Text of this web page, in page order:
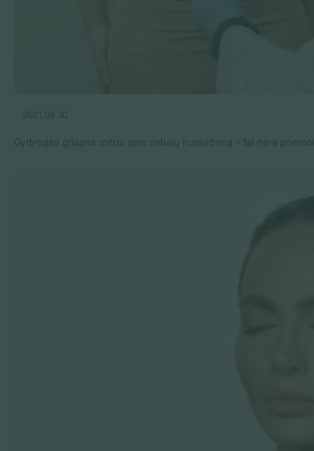
2021 04 30
Gydytojas griauna mitus apie riebalų nusiurbimą – tai nėra